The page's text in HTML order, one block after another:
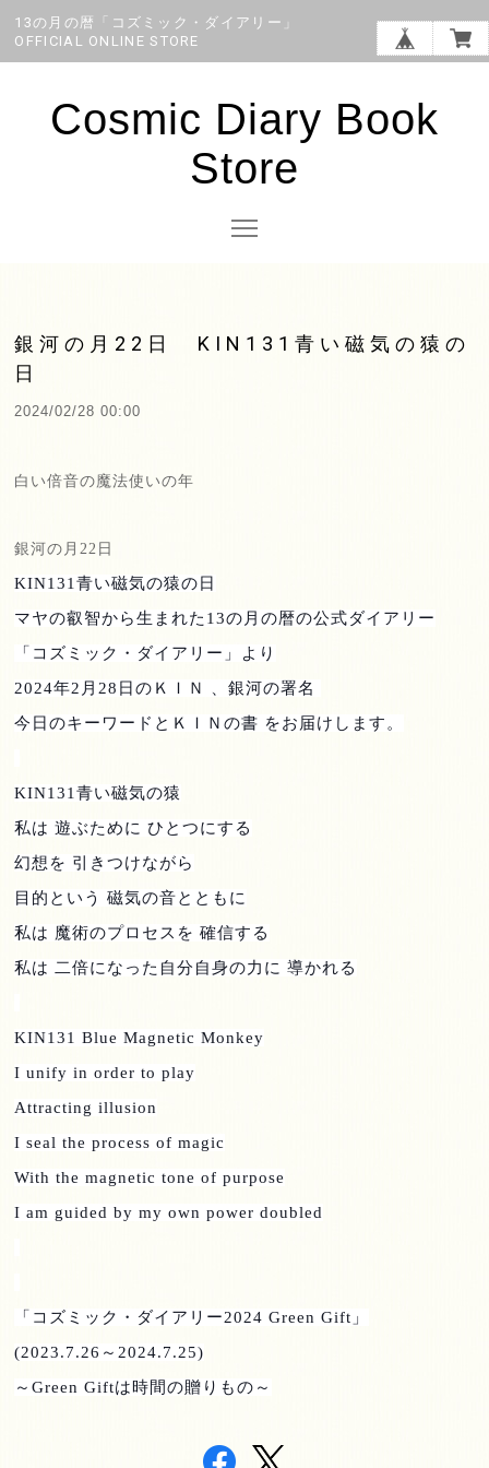
13の月の暦「コズミック・ダイアリー」
OFFICIAL ONLINE STORE
Cosmic Diary Book
Store
銀河の月22日 KIN131青い磁気の猿の
日
2024/02/28 00:00
白い倍音の魔法使いの年
銀河の月22 日
KIN131青い磁気の猿の日
マヤの叡智から生まれた 13の月の暦の公式ダイアリー
「コズミック・ダイアリー」より
2024年2 月 28 日のＫＩＮ 、銀河の署名
今日のキーワードとＫＩＮの書 をお届けします。
KIN131青い磁気の猿
私は 遊ぶために ひとつにする
幻想を 引きつけながら
目的という 磁気の音とともに
私は 魔術のプロセスを 確信する
私は 二倍になった自分自身の力に 導かれる
KIN131 Blue Magnetic Monkey
I unify in order to play
Attracting illusion
I seal the process of magic
With the magnetic tone of purpose
I am guided by my own power doubled
「コズミック・ダイアリー2024 Green Gift 」
(2023.7.26 ～ 2024.7.25)
～Green Giftは時間の贈りもの～